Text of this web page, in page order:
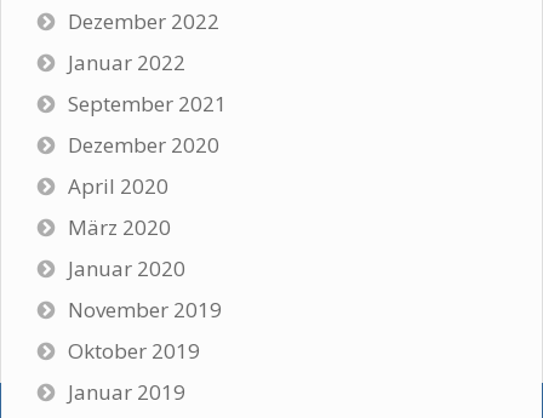
Dezember 2022
Januar 2022
September 2021
Dezember 2020
April 2020
März 2020
Januar 2020
November 2019
Oktober 2019
Januar 2019